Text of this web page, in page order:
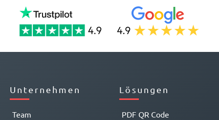
Unternehmen
Team
Lösungen
PDF QR Code